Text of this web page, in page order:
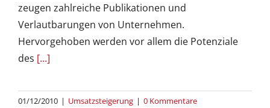
zeugen zahlreiche Publikationen und
Verlautbarungen von Unternehmen.
Hervorgehoben werden vor allem die Potenziale
des [...]
01/12/2010 | Umsatzsteigerung | 0 Kommentare